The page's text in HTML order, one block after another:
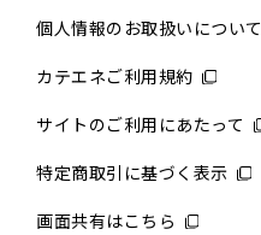
個人情報のお取扱いについて
カテエネご利用規約
サイトのご利用にあたって
特定商取引に基づく表示
画面共有はこちら